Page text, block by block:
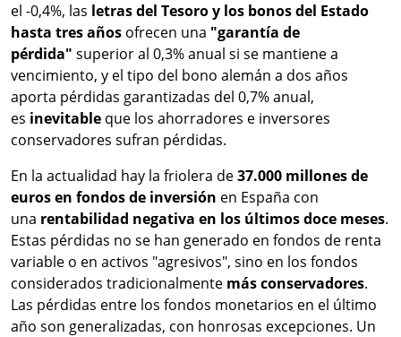
el -0,4%, las letras del Tesoro y los bonos del Estado
hasta tres años ofrecen una "garantía de
pérdida" superior al 0,3% anual si se mantiene a
vencimiento, y el tipo del bono alemán a dos años
aporta pérdidas garantizadas del 0,7% anual,
es inevitable que los ahorradores e inversores
conservadores sufran pérdidas.
En la actualidad hay la friolera de37.000 millones de
euros en fondos de inversión en España con
una rentabilidad negativa en los últimos doce meses.
Estas pérdidas no se han generado en fondos de renta
variable o en activos "agresivos", sino en los fondos
considerados tradicionalmente más conservadores.
Las pérdidas entre los fondos monetarios en el último
año son generalizadas, con honrosas excepciones. Un